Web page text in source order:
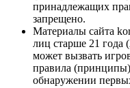
принадлежащих
запрещено.
Материалы сайта
лиц старше 21 года
может вызвать
правила
обнаружении